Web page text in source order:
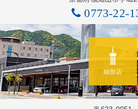
0773-22-
綾部店